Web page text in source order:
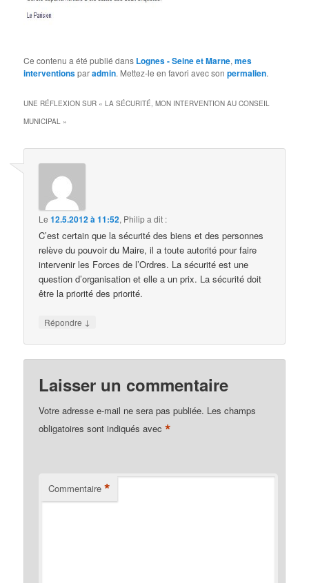
Ce contenu a été publié dans Lognes - Seine et Marne,mes
interventionsparadmin. Mettez-le en favori avec sonpermalien.
UNE RÉFLEXION SUR «LA SÉCURITÉ, MON INTERVENTION AU CONSEIL
MUNICIPAL »
Le12.5.2012 à 11:52, Philipa dit :
C’est certain que la sécurité des biens et des personnes
relève du pouvoir du Maire, il a toute autorité pour faire
intervenir les Forces de l’Ordres. La sécurité est une
question d’organisation et elle a un prix. La sécurité doit
être la priorité des priorité.
Répondre ↓
Laisser un commentaire
Votre adresse e-mail ne sera pas publiée. Les champs
obligatoires sont indiqués avec*
Commentaire *